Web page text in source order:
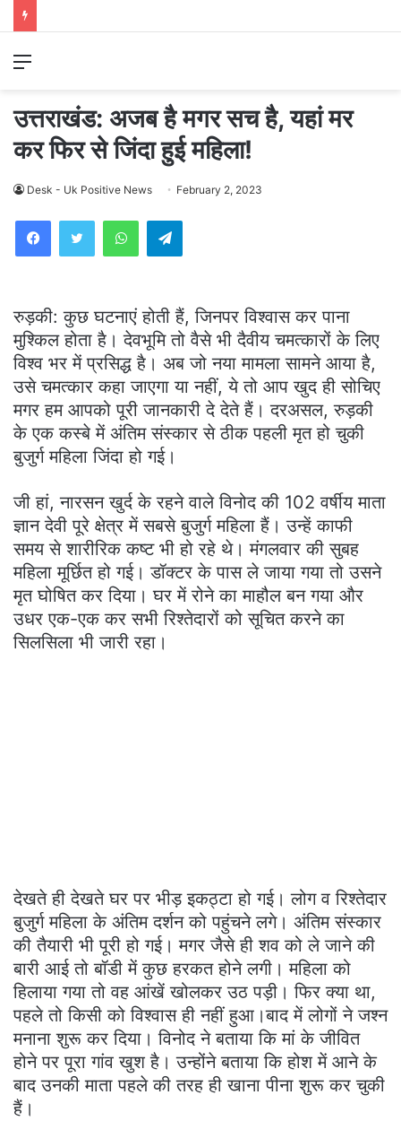
Menu
उत्तराखंड: अजब है मगर सच है, यहां मर
कर फिर से जिंदा हुई महिला!
Desk - Uk Positive News February 2, 2023
WhatsAppTelegram
रुड़की: कुछ घटनाएं होती हैं, जिनपर विश्वास कर पाना
मुश्किल होता है। देवभूमि तो वैसे भी दैवीय चमत्कारों के लिए
विश्व भर में प्रसिद्ध है। अब जो नया मामला सामने आया है,
उसे चमत्कार कहा जाएगा या नहीं, ये तो आप खुद ही सोचिए
मगर हम आपको पूरी जानकारी दे देते हैं। दरअसल, रुड़की
के एक कस्बे में अंतिम संस्कार से ठीक पहली मृत हो चुकी
बुजुर्ग महिला जिंदा हो गई।
जी हां, नारसन खुर्द के रहने वाले विनोद की 102 वर्षीय माता
ज्ञान देवी पूरे क्षेत्र में सबसे बुजुर्ग महिला हैं। उन्हें काफी
समय से शारीरिक कष्ट भी हो रहे थे। मंगलवार की सुबह
महिला मूर्छित हो गई। डॉक्टर के पास ले जाया गया तो उसने
मृत घोषित कर दिया। घर में रोने का माहौल बन गया और
उधर एक-एक कर सभी रिश्तेदारों को सूचित करने का
सिलसिला भी जारी रहा।
देखते ही देखते घर पर भीड़ इकठ्टा हो गई। लोग व रिश्तेदार
बुजुर्ग महिला के अंतिम दर्शन को पहुंचने लगे। अंतिम संस्कार
की तैयारी भी पूरी हो गई। मगर जैसे ही शव को ले जाने की
बारी आई तो बॉडी में कुछ हरकत होने लगी। महिला को
हिलाया गया तो वह आंखें खोलकर उठ पड़ी। फिर क्या था,
पहले तो किसी को विश्वास ही नहीं हुआ।बाद में लोगों ने जश्न
मनाना शुरू कर दिया। विनोद ने बताया कि मां के जीवित
होने पर पूरा गांव खुश है। उन्होंने बताया कि होश में आने के
बाद उनकी माता पहले की तरह ही खाना पीना शुरू कर चुकी
हैं।